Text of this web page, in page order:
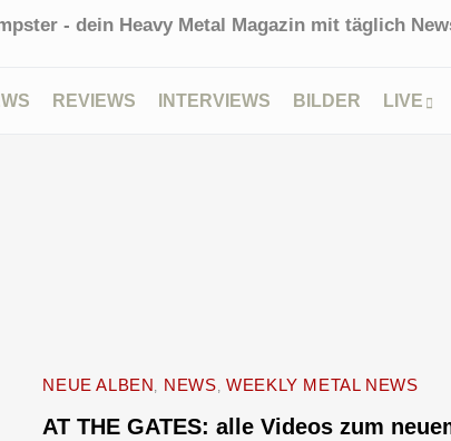
- dein Heavy Metal Magazin mit täglich
REVIEWS INTERVIEWS BILDER LIVE
NEUE ALBEN NEWS WEEKLY METAL NEWS
AT THE GATES: alle Videos zum